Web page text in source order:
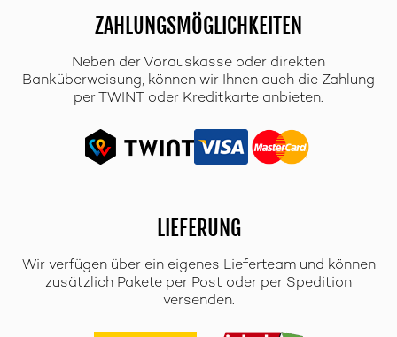
ZAHLUNGSMÖGLICHKEITEN
Neben der Vorauskasse oder direkten
Banküberweisung, können wir Ihnen auch die Zahlung
per TWINT oder Kreditkarte anbieten.
LIEFERUNG
Wir verfügen über ein eigenes Lieferteam und können
zusätzlich Pakete per Post oder per Spedition
versenden.